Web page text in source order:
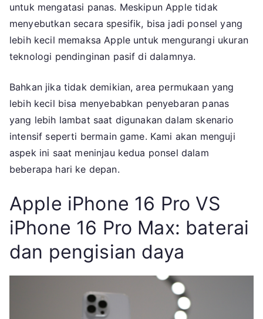
untuk mengatasi panas. Meskipun Apple tidak
menyebutkan secara spesifik, bisa jadi ponsel yang
lebih kecil memaksa Apple untuk mengurangi ukuran
teknologi pendinginan pasif di dalamnya.
Bahkan jika tidak demikian, area permukaan yang
lebih kecil bisa menyebabkan penyebaran panas
yang lebih lambat saat digunakan dalam skenario
intensif seperti bermain game. Kami akan menguji
aspek ini saat meninjau kedua ponsel dalam
beberapa hari ke depan.
Apple iPhone 16 Pro VS
iPhone 16 Pro Max: baterai
dan pengisian daya